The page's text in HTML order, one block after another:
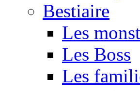
Bestiaire
Les
Les Boss
Les